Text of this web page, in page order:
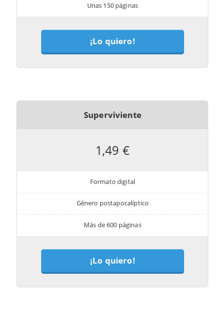
Unas 150 páginas
¡Lo quiero!
Superviviente
1,49 €
Formato digital
Género postapocalíptico
Más de 600 páginas
¡Lo quiero!